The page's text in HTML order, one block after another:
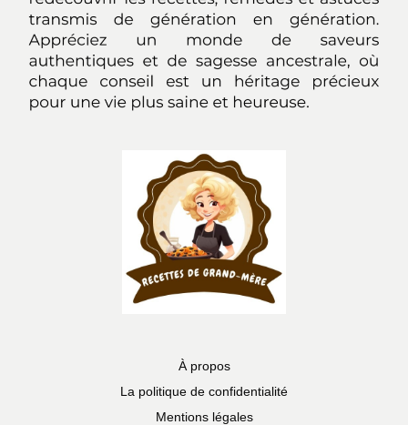
À propos
La politique de confidentialité
Mentions légales